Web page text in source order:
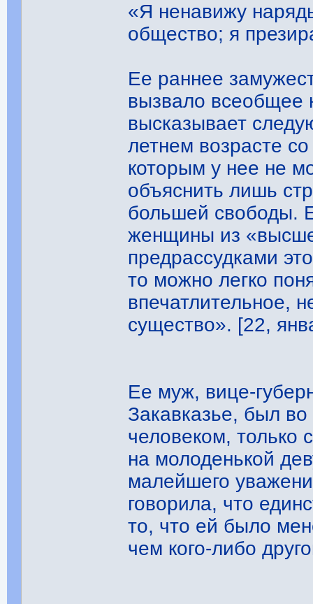
«Я ненавижу
общество; я
Ее раннее
вызвало
высказывает
летнем возрасте
которым у нее не
объяснить лишь
большей свободы.
женщины из
предрассудками
то можно легко
впечатлительное,
существо». [22,
Ее муж, вице-
Закавказье, был
человеком, только
на молоденькой
малейшего
говорила, что
то, что ей было
чем